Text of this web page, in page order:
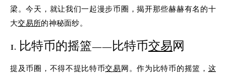
梁。今天，就让我们一起漫步币圈，揭开那些赫赫有名的十
大交易所的神秘面纱。
1. 比特币的摇篮——比特币交易网
提及币圈，不得不提比特币交易网。作为比特币的摇篮， 这